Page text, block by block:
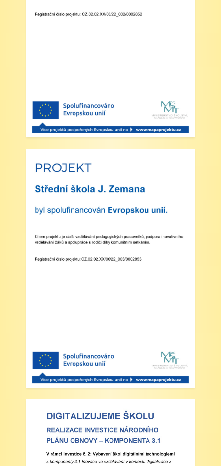
Zveřejněno: 29.5.2025
Třídní výlet Liberec IV.třída
Zveřejněno: 20.5.2025
Výlet do ZOO Dvůr Králové n/L
Zveřejněno: 16.5.2025
plavecká výuka, V., VI. a VII.třída
Třídní schůzky dne 8. 4. 2025 od 13 - 16